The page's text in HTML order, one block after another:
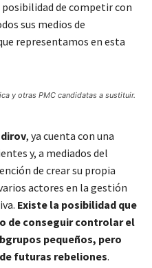
de competir con
sus medios de
representamos en esta
y otras PMC candidatas a sustituir.
, ya cuenta con una
y, a mediados del
de crear su propia
actores en la gestión
Existe la posibilidad que
de conseguir controlar el
pequeños, pero
futuras rebeliones.